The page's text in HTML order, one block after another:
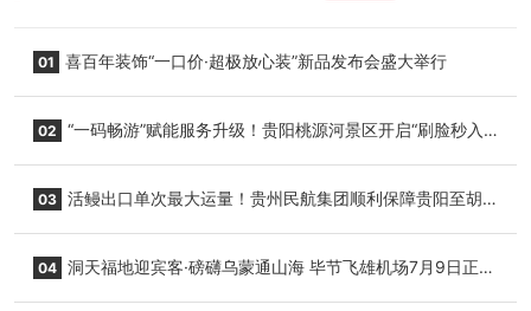
01 喜百年装饰“一口价·超极放心装”新品发布会盛大举行
02 “一码畅游”赋能服务升级！贵阳桃源河景区开启“刷脸秒入
03 活鳗出口单次最大运量！贵州民航集团顺利保障贵阳至胡
04 洞天福地迎宾客·磅礴乌蒙通山海 毕节飞雄机场7月9日正式